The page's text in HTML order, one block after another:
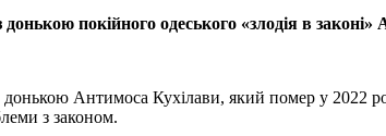
донькою покійного одеського «злодія в
Антимоса Кухілави, який помер у 2022
з законом.